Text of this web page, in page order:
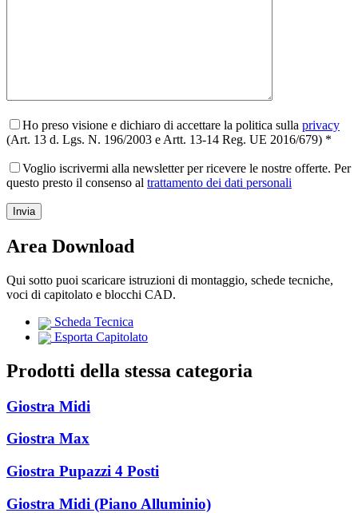
Ho preso visione e dichiaro di accettare la politica sulla privacy
(Art. 13 d. Lgs. N. 196/2003 e Artt. 13-14 Reg. UE 2016/679) *
Voglio iscrivermi alla newsletter per ricevere le nostre offerte. Per
questo presto il consenso al trattamento dei dati personali
Area Download
Qui sotto puoi scaricare istruzioni di montaggio, schede tecniche,
voci di capitolato e blocchi CAD.
Scheda Tecnica
Esporta Capitolato
Prodotti della stessa categoria
Giostra Midi
Giostra Max
Giostra Pupazzi 4 Posti
Giostra Midi (Piano Alluminio)